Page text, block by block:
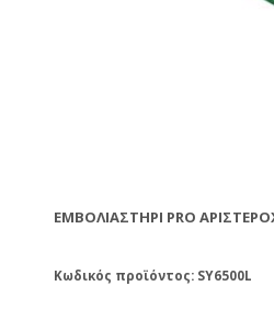
ΕΜΒΟΛΙΑΣΤΉΡΙ PRO
Κωδικός προϊόντος: SY6500L